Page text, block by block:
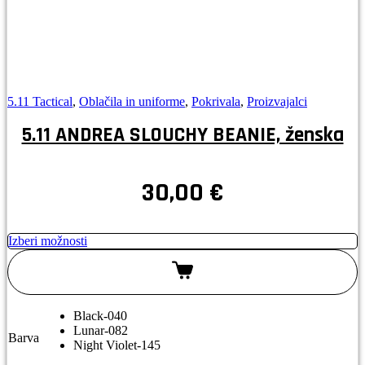
5.11 Tactical, Oblačila in uniforme, Pokrivala, Proizvajalci
5.11 ANDREA SLOUCHY BEANIE, ženska
30,00 €
Izberi možnosti
Barva
Black-040
Lunar-082
Night Violet-145